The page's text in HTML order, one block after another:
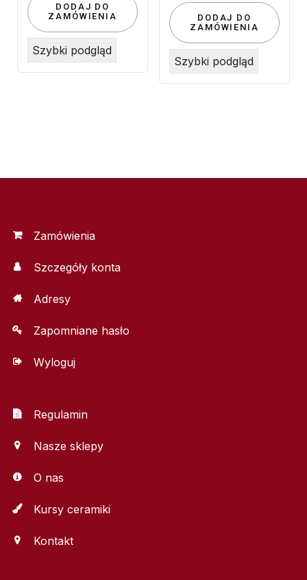
DODAJ DO
ZAMÓWIENIA
Szybki podgląd
DODAJ DO
ZAMÓWIENIA
Szybki podgląd
Zamówienia
Szczegóły konta
Adresy
Zapomniane hasło
Wyloguj
Regulamin
Nasze sklepy
O nas
Kursy ceramiki
Kontakt